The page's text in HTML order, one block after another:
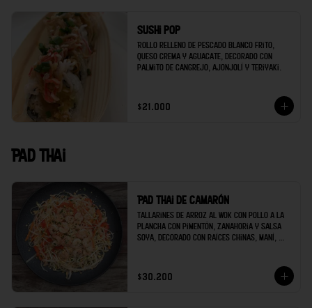
Sushi pop
Rollo relleno de pescado blanco frito,
queso crema y aguacate, decorado con
palmito de cangrejo, ajonjolí y teriyaki.
$21.000
Pad thai
Pad thai de camarón
Tallarines de arroz al wok con pollo a la
plancha con pimentón, zanahoria y salsa
soya, decorado con raíces chinas, maní,
$30.200